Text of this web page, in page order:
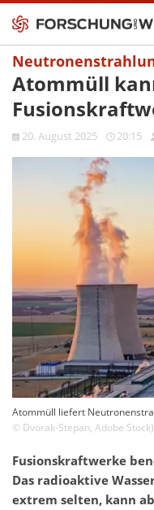
Atommüll
20. August 2025 20:15
Atommüll liefert
© Dvorak-Stepan, Adobe Stock)
Fusionskraftwerke
Das radioaktive
extrem selten, kann